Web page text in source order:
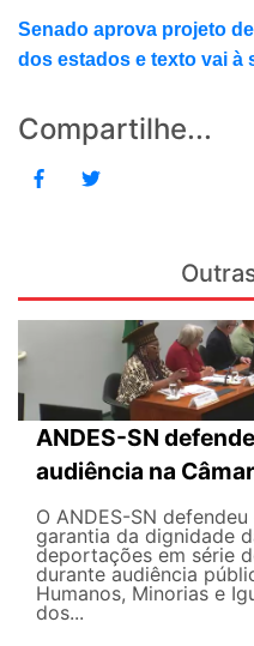
Senado aprova projeto
dos estados e texto vai à
Compartilhe...
ANDES-SN
audiência na
O ANDES-SN
garantia da dignidade
deportações em série
durante audiência
Humanos, Minorias e
dos...